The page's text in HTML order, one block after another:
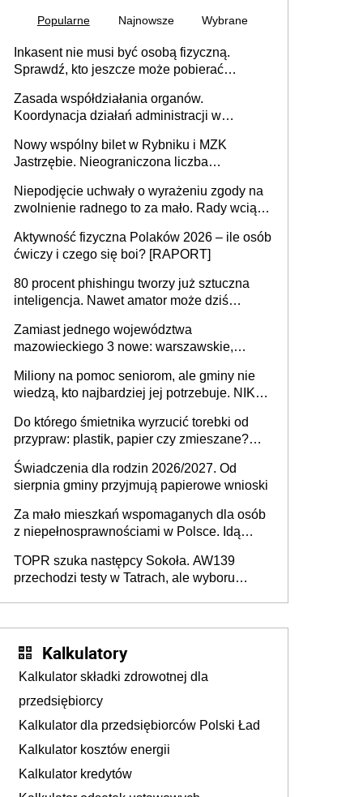
Popularne Najnowsze Wybrane
Inkasent nie musi być osobą fizyczną.
Sprawdź, kto jeszcze może pobierać
Zasada współdziałania organów.
Koordynacja działań administracji w
Nowy wspólny bilet w Rybniku i MZK
Jastrzębie. Nieograniczona liczba
Niepodjęcie uchwały o wyrażeniu zgody na
zwolnienie radnego to za mało. Rady wciąż
rozstrzygać sprawy
Aktywność fizyczna Polaków 2026 – ile osób
ćwiczy i czego się boi? [RAPORT]
80 procent phishingu tworzy już sztuczna
inteligencja. Nawet amator może dziś
Zamiast jednego województwa
mazowieckiego 3 nowe: warszawskie,
Europie nie ma tak dużych jednostek
stołecznych
Miliony na pomoc seniorom, ale gminy nie
wiedzą, kto najbardziej jej potrzebuje. NIK
Do którego śmietnika wyrzucić torebki od
przypraw: plastik, papier czy zmieszane?
Świadczenia dla rodzin 2026/2027. Od
sierpnia gminy przyjmują papierowe wnioski
Za mało mieszkań wspomaganych dla osób
z niepełnosprawnościami w Polsce. Idą
TOPR szuka następcy Sokoła. AW139
przechodzi testy w Tatrach, ale wyboru
Kalkulatory
Kalkulator składki zdrowotnej dla
przedsiębiorcy
Kalkulator dla przedsiębiorców Polski Ład
Kalkulator kosztów energii
Kalkulator kredytów